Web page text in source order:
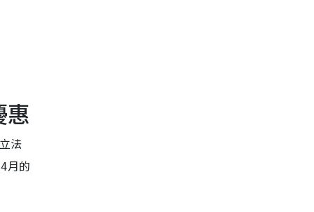
惠
法
月的